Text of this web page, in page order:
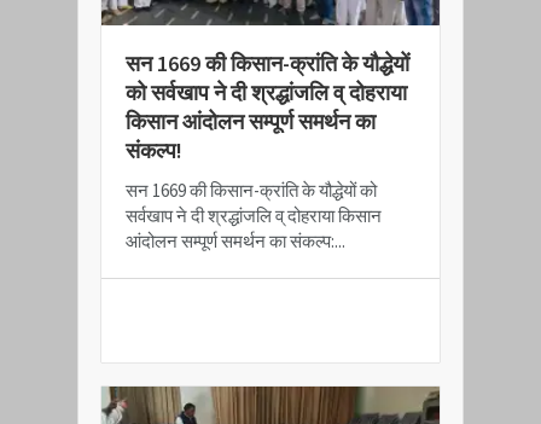
सन 1669 की किसान-क्रांति के यौद्धेयों
को सर्वखाप ने दी श्रद्धांजलि व् दोहराया
किसान आंदोलन सम्पूर्ण समर्थन का
संकल्प!
सन 1669 की किसान-क्रांति के यौद्धेयों को
सर्वखाप ने दी श्रद्धांजलि व् दोहराया किसान
आंदोलन सम्पूर्ण समर्थन का संकल्प:...